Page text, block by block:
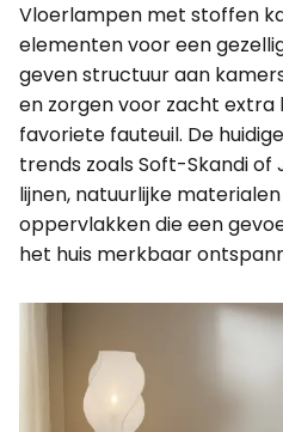
Vloerlampen met stoffen
elementen voor een
geven structuur aan
en zorgen voor zacht extra
favoriete fauteuil. De
trends zoals Soft-Skandi
lijnen, natuurlijke
oppervlakken die een
het huis merkbaar